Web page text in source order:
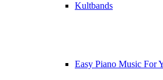
Kultbands
Easy Piano Music For